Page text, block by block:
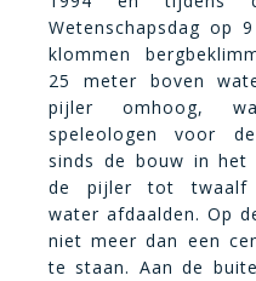
Wetenschapsdag op
klommen
25 meter boven
pijler omhoog,
speleologen voor
sinds de bouw in het
de pijler tot twaalf
water afdaalden. Op
niet meer dan een
te staan. Aan de